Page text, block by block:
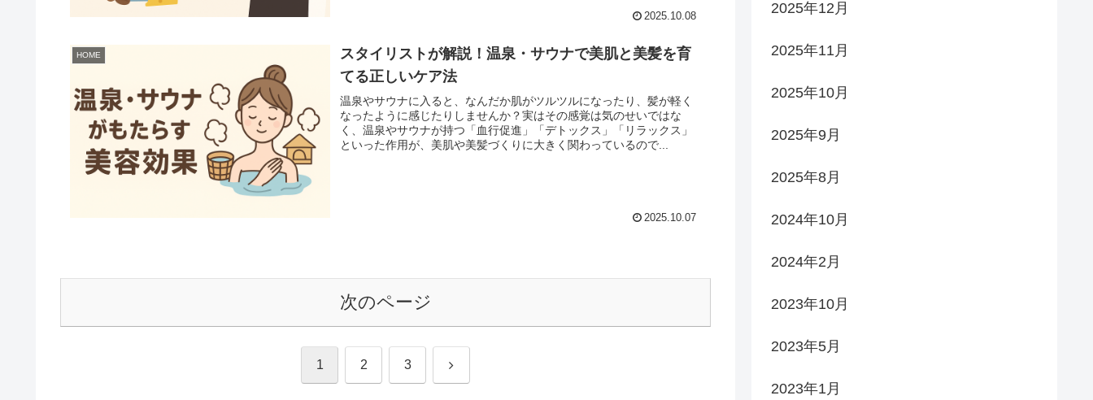
2025.10.08
HOME
スタイリストが解説！温泉・サウナで美肌と美髪を育
てる正しいケア法
温泉やサウナに入ると、なんだか肌がツルツルになったり、髪が軽く
なったように感じたりしませんか？実はその感覚は気のせいではな
く、温泉やサウナが持つ「血行促進」「デトックス」「リラックス」
といった作用が、美肌や美髪づくりに大きく関わっているので...
2025.10.07
次のページ
1 2 3 次
2025年12月
2025年11月
2025年10月
2025年9月
2025年8月
2024年10月
2024年2月
2023年10月
2023年5月
2023年1月